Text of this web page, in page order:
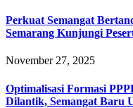
Perkuat Semangat
Semarang Kunjungi
November 27, 2025
Optimalisasi Formasi
Dilantik, Semangat Baru